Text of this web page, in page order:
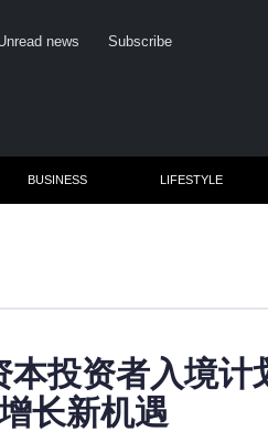
news Subscribe
Click
BUSINESS LIFESTYLE
本投资者入境
长新机遇